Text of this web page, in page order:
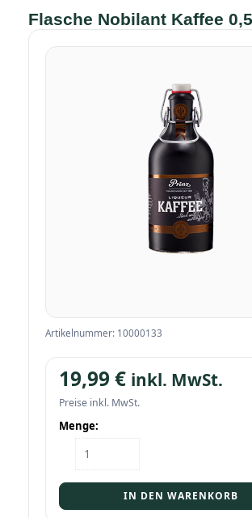
Flasche Nobilant Kaffee
Artikelnummer: 10000133
19,99 € inkl. MwSt.
Preise inkl. MwSt.
Menge:
Flasche
Nobilant
Menge
IN DEN WARENKORB